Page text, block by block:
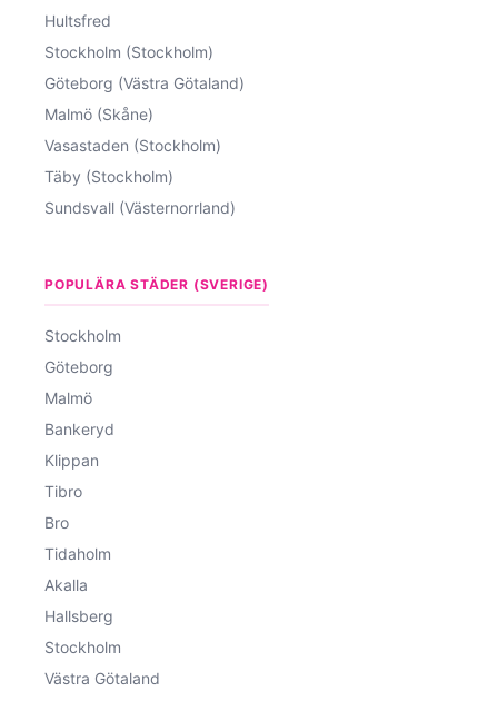
Hultsfred
Stockholm (Stockholm)
Göteborg (Västra Götaland)
Malmö (Skåne)
Vasastaden (Stockholm)
Täby (Stockholm)
Sundsvall (Västernorrland)
POPULÄRA STÄDER (SVERIGE)
Stockholm
Göteborg
Malmö
Bankeryd
Klippan
Tibro
Bro
Tidaholm
Akalla
Hallsberg
Stockholm
Västra Götaland